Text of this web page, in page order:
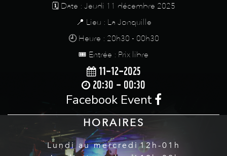
🗓️ Date : Jeudi 11 décembre 2025
📍 Lieu : La Jonquille
🕘 Heure : 20h30 - 00h30
🎟️ Entrée : Prix libre
11-12-2025
20:30 - 00:30
Facebook Event
HORAIRES
Lundi au mercredi12h-01h